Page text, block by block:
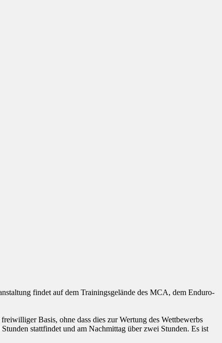
findet auf dem Trainingsgelände des MCA, dem Enduro-
Basis, ohne dass dies zur Wertung des Wettbewerbs
stattfindet und am Nachmittag über zwei Stunden. Es ist